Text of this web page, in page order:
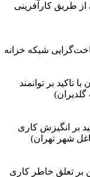
طریق کارآفرینی
شبکه خزانه
تاکید بر توانمند
بر انگیزش کاری
شهر تهران)
بر تعلق خاطر کاری